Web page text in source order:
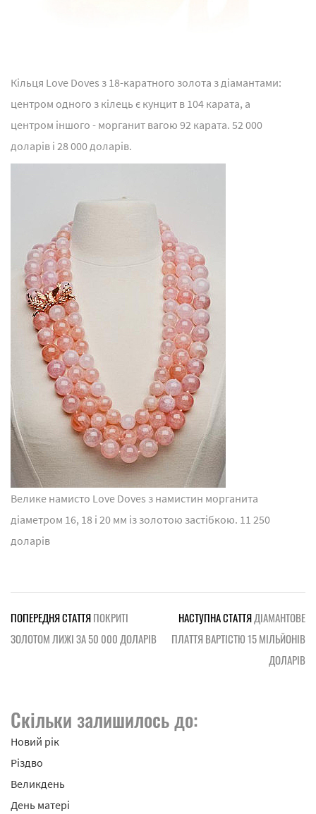
Кільця Love Doves з 18-каратного золота з діамантами:
центром одного з кілець є кунцит в 104 карата, а
центром іншого - морганит вагою 92 карата. 52 000
доларів і 28 000 доларів.
Велике намисто Love Doves з намистин морганита
діаметром 16, 18 і 20 мм із золотою застібкою. 11 250
доларів
ПОПЕРЕДНЯ СТАТТЯПОКРИТІ
ЗОЛОТОМ ЛИЖІ ЗА 50 000 ДОЛАРІВ
НАСТУПНА СТАТТЯДІАМАНТОВЕ
ПЛАТТЯ ВАРТІСТЮ 15 МІЛЬЙОНІВ
ДОЛАРІВ
Скільки залишилось до:
Новий рік
Різдво
Великдень
День матері